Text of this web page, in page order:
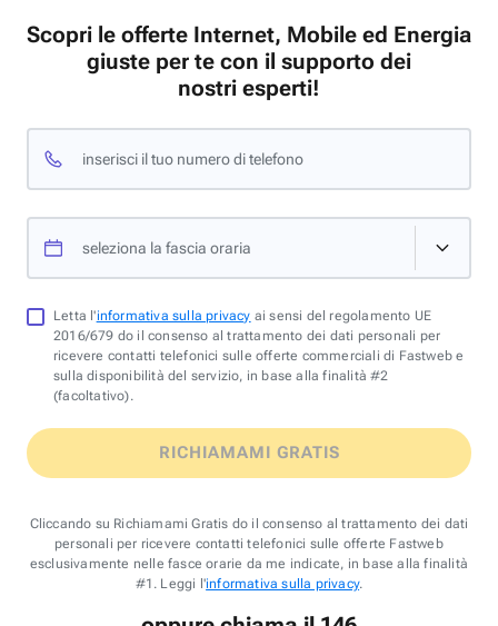
Scopri le offerte Internet, Mobile ed Energia
giuste per te con il supporto dei
nostri esperti!
inserisci il tuo numero di telefono
seleziona la fascia oraria
Letta l'informativa sulla privacy ai sensi del regolamento UE
2016/679 do il consenso al trattamento dei dati personali per
ricevere contatti telefonici sulle offerte commerciali di Fastweb e
sulla disponibilità del servizio, in base alla finalità #2
(facoltativo).
RICHIAMAMI GRATIS
Cliccando su Richiamami Gratis do il consenso al trattamento dei dati
personali per ricevere contatti telefonici sulle offerte Fastweb
esclusivamente nelle fasce orarie da me indicate, in base alla finalità
#1. Leggi l'informativa sulla privacy.